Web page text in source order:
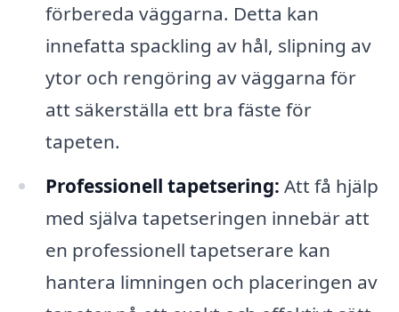
förbereda väggarna. Detta kan
innefatta spackling av hål, slipning av
ytor och rengöring av väggarna för
att säkerställa ett bra fäste för
tapeten.
Professionell tapetsering: Att få hjälp
med själva tapetseringen innebär att
en professionell tapetserare kan
hantera limningen och placeringen av